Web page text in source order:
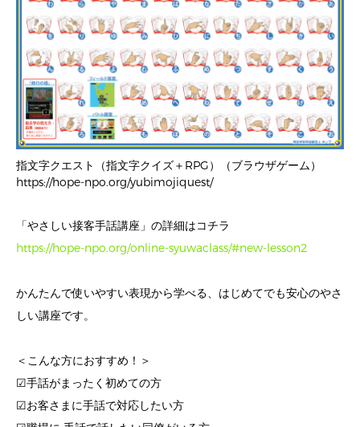
指文字クエスト（指文字クイズ＋RPG）（ブラウザゲーム）
https://hope-npo.org/yubimojiquest/
「やさしい接客手話講座」の詳細はコチラ
https://hope-npo.org/online-syuwaclass/#new-lesson2
かんたんで使いやすい表現から学べる、はじめてでも安心のやさ
しい講座です。
＜こんな方におすすめ！＞
☑手話がまったく初めての方
☑お客さまに手話で対応したい方